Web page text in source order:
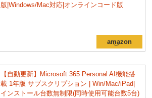
版|Windows/Mac対応|オンラインコード版
【自動更新】Microsoft 365 Personal AI機能搭
載 1年版 サブスクリプション | Win/Mac/iPad|
インストール台数無制限(同時使用可能台数5台)